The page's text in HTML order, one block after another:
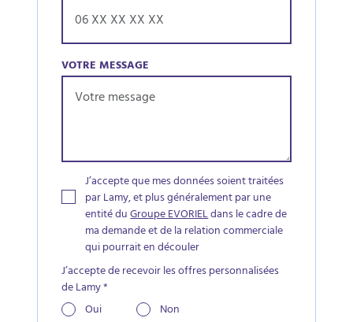
VOTRE MESSAGE
J’accepte que mes données soient traitées
par Lamy, et plus généralement par une
entité duGroupe EVORIELdans le cadre de
ma demande et de la relation commerciale
qui pourrait en découler
J’accepte de recevoir les offres personnalisées
de Lamy*
Oui
Non